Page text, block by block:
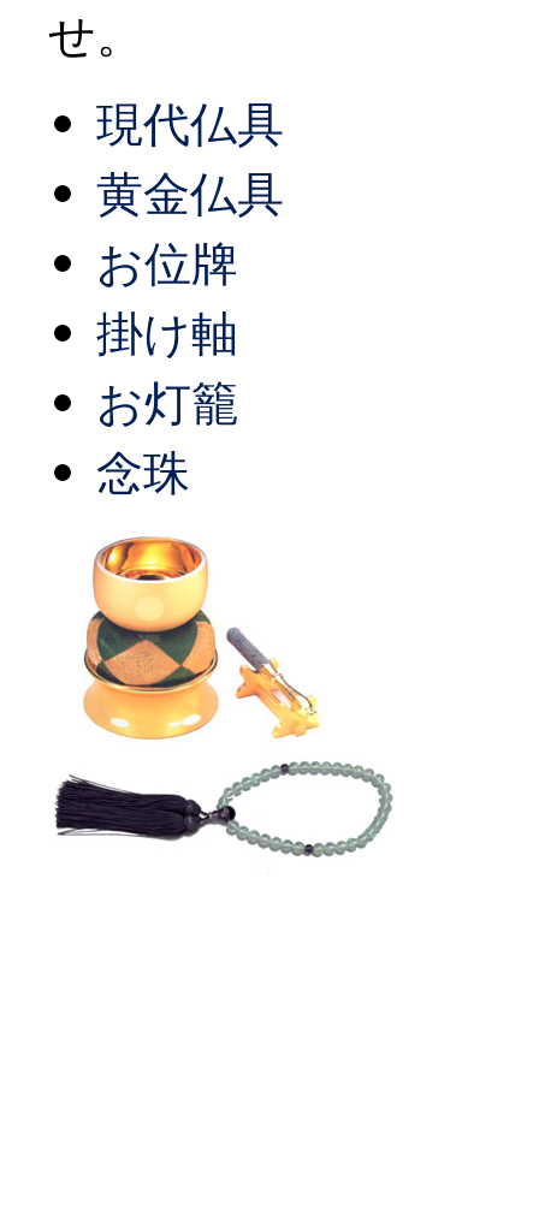
せ。
現代仏具
黄金仏具
お位牌
掛け軸
お灯籠
念珠